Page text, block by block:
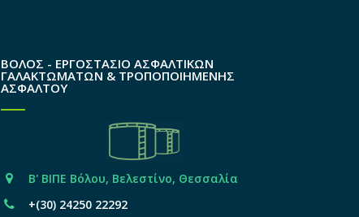
ΒΟΛΟΣ - ΕΡΓΟΣΤΑΣΙΟ ΑΣΦΑΛΤΙΚΩΝ
ΓΑΛΑΚΤΩΜΑΤΩΝ & ΤΡΟΠΟΠΟΙΗΜΕΝΗΣ
ΑΣΦΑΛΤΟΥ
Β' ΒΙΠΕ Βόλου, Βελεστίνο, Θεσσαλία
+(30) 24250 22292